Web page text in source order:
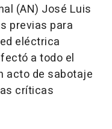
(AN) José Luis
previas para
eléctrica
a todo el
acto de sabotaje
críticas